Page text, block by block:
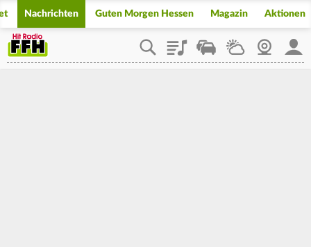
Nachrichten Guten Morgen Hessen Magazin Aktionen
PlaylistStaupilotWetterWebcam